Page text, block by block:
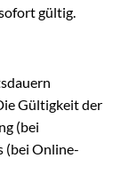
gültig.
Gültigkeit der
(bei
(bei Online-